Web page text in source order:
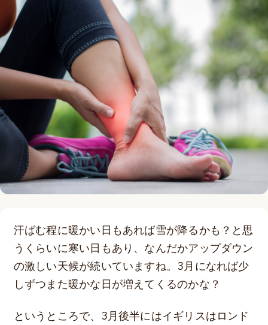
汗ばむ程に暖かい日もあれば雪が降るかも？と思
うくらいに寒い日もあり、なんだかアップダウン
の激しい天候が続いていますね。3月になれば少
しずつまた暖かな日が増えてくるのかな？
というところで、3月後半にはイギリスはロンド